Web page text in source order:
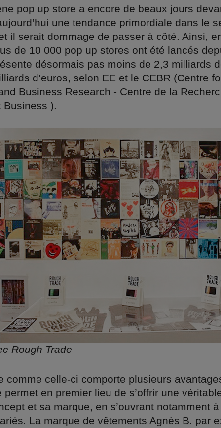
pop up store a encore de beaux jours
une tendance primordiale dans le
il serait dommage de passer à côté. Ainsi,
de 10 000 pop up stores ont été lancés
désormais pas moins de 2,3 milliards
d’euros, selon EE et le CEBR (Centre
Business Research - Centre de la
Business ).
Rough Trade
comme celle-ci comporte plusieurs
permet en premier lieu de s’offrir une
et sa marque, en s’ouvrant notamment
La marque de vêtements Agnès B. par